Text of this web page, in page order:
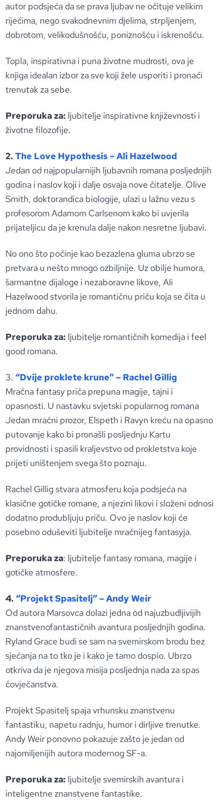
autor podsjeća da se prava ljubav ne očituje velikim
riječima, nego svakodnevnim djelima, strpljenjem,
dobrotom, velikodušnošću, poniznošću i iskrenošću.
Topla, inspirativna i puna životne mudrosti, ova je
knjiga idealan izbor za sve koji žele usporiti i pronaći
trenutak za sebe.
Preporuka za: ljubitelje inspirativne književnosti i
životne filozofije.
2. The Love Hypothesis – Ali Hazelwood
Jedan od najpopularnijih ljubavnih romana posljednjih
godina i naslov koji i dalje osvaja nove čitatelje. Olive
Smith, doktorandica biologije, ulazi u lažnu vezu s
profesorom Adamom Carlsenom kako bi uvjerila
prijateljicu da je krenula dalje nakon nesretne ljubavi.
No ono što počinje kao bezazlena gluma ubrzo se
pretvara u nešto mnogo ozbiljnije. Uz obilje humora,
šarmantne dijaloge i nezaboravne likove, Ali
Hazelwood stvorila je romantičnu priču koja se čita u
jednom dahu.
Preporuka za: ljubitelje romantičnih komedija i feel
good romana.
3. “Dvije proklete krune” – Rachel Gillig
Mračna fantasy priča prepuna magije, tajni i
opasnosti. U nastavku svjetski popularnog romana
Jedan mračni prozor, Elspeth i Ravyn kreću na opasno
putovanje kako bi pronašli posljednju Kartu
providnosti i spasili kraljevstvo od prokletstva koje
prijeti uništenjem svega što poznaju.
Rachel Gillig stvara atmosferu koja podsjeća na
klasične gotičke romane, a njezini likovi i složeni odnosi
dodatno produbljuju priču. Ovo je naslov koji će
posebno oduševiti ljubitelje mračnijeg fantasyja.
Preporuka za: ljubitelje fantasy romana, magije i
gotičke atmosfere.
4. “Projekt Spasitelj” – Andy Weir
Od autora Marsovca dolazi jedna od najuzbudljivijih
znanstvenofantastičnih avantura posljednjih godina.
Ryland Grace budi se sam na svemirskom brodu bez
sjećanja na to tko je i kako je tamo dospio. Ubrzo
otkriva da je njegova misija posljednja nada za spas
čovječanstva.
Projekt Spasitelj spaja vrhunsku znanstvenu
fantastiku, napetu radnju, humor i dirljive trenutke.
Andy Weir ponovno pokazuje zašto je jedan od
najomiljenijih autora modernog SF-a.
Preporuka za: ljubitelje svemirskih avantura i
inteligentne znanstvene fantastike.